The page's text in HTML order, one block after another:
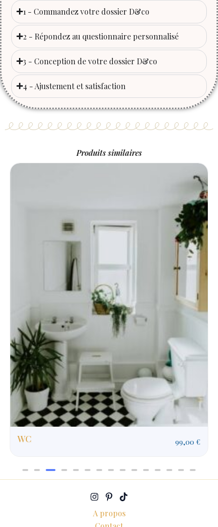
1 - Commandez votre dossier D&co
2 - Répondez au questionnaire personnalisé
3 - Conception de votre dossier D&co
4 - Ajustement et satisfaction
Produits similaires
Chambre d'adulte 149,00€
A propos